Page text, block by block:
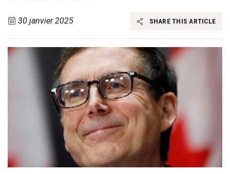
30 janvier 2025 SHARE THIS ARTICLE